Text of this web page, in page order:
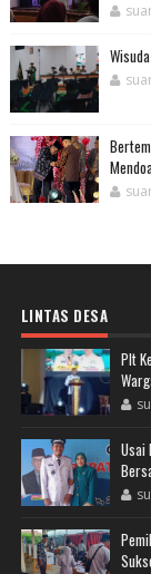
LINTAS DESA
Plt
Usai